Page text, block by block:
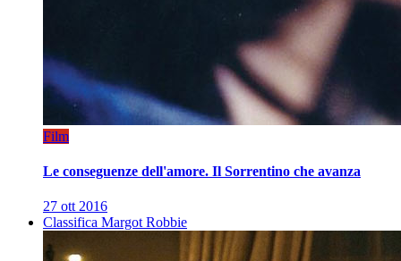
Film
Le conseguenze dell'amore. Il Sorrentino che avanza
27 ott 2016
Classifica Margot Robbie